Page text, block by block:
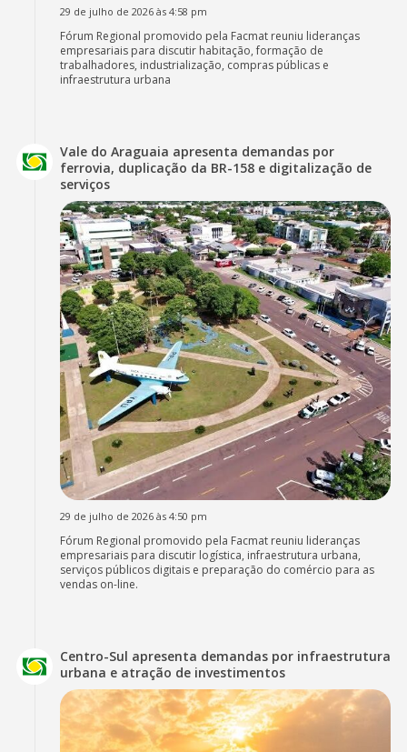
29 de julho de 2026 às 4:58 pm
Fórum Regional promovido pela Facmat reuniu lideranças
empresariais para discutir habitação, formação de
trabalhadores, industrialização, compras públicas e
infraestrutura urbana
Vale do Araguaia apresenta demandas por
ferrovia, duplicação da BR-158 e digitalização de
serviços
29 de julho de 2026 às 4:50 pm
Fórum Regional promovido pela Facmat reuniu lideranças
empresariais para discutir logística, infraestrutura urbana,
serviços públicos digitais e preparação do comércio para as
vendas on-line.
Centro-Sul apresenta demandas por infraestrutura
urbana e atração de investimentos